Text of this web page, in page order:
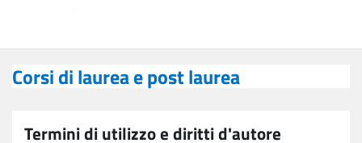
Corsi di laurea e post laurea
Termini di utilizzo e diritti d'autore